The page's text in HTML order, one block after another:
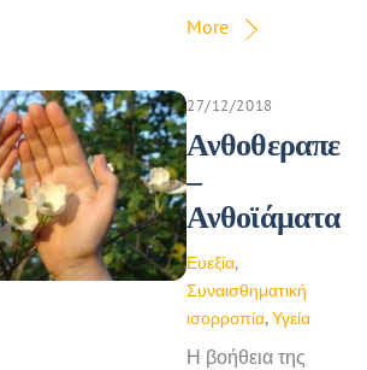
More
27/12/2018
Ανθοθεραπεία
–
Ανθοϊάματα
Ευεξία,
Συναισθηματική
ισορροπία,Υγεία
Η βοήθεια της